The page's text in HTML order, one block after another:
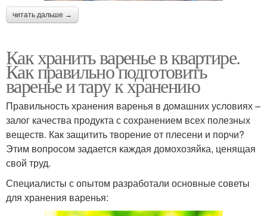
читать дальше →
Как хранить варенье в квартире.
Как правильно подготовить
варенье и тару к хранению
Правильность хранения варенья в домашних условиях –
залог качества продукта с сохранением всех полезных
веществ. Как защитить творение от плесени и порчи?
Этим вопросом задается каждая домохозяйка, ценящая
свой труд.
Специалисты с опытом разработали основные советы
для хранения варенья: